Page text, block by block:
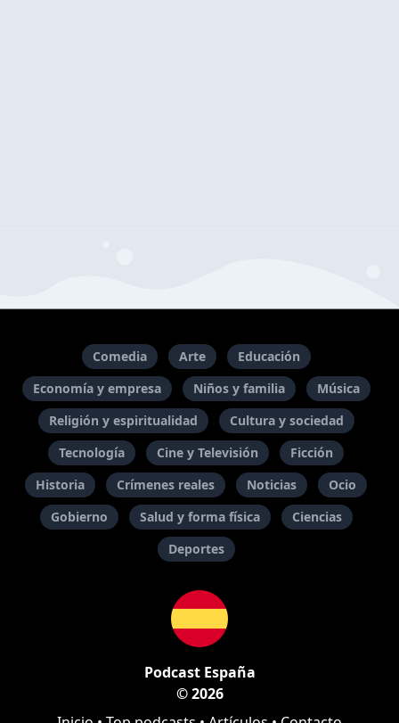
Comedia Arte
Educación
Economía y empresa
Niños y familia
Música
Religión y espiritualidad
Cultura y sociedad
Tecnología
Cine y Televisión
Ficción
Historia
Crímenes reales Noticias
Ocio
Gobierno
Salud y forma física
Ciencias
Deportes
Podcast España
© 2026